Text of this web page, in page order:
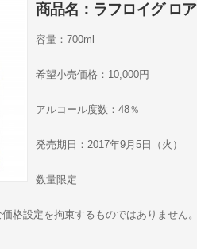
商品名：ラフロイグ ロア
容量：700ml
希望小売価格：10,000円
アルコール度数：48％
発売期日：2017年9月5日（火）
数量限定
格設定を拘束するものではありません。